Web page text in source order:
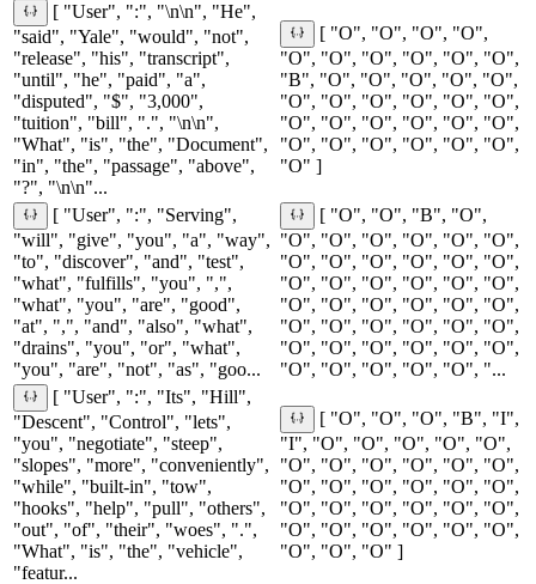
[ "User", ":", "\n\n", "He",
"said", "Yale", "would", "not",
"release", "his", "transcript",
"until", "he", "paid", "a",
"disputed", "$", "3,000",
"tuition", "bill", ".", "\n\n",
"What", "is", "the", "Document",
"in", "the", "passage", "above",
"?", "\n\n"...
[ "O", "O", "O", "O",
"O", "O", "O", "O", "O", "O",
"B", "O", "O", "O", "O", "O",
"O", "O", "O", "O", "O", "O",
"O", "O", "O", "O", "O", "O",
"O", "O", "O", "O", "O", "O",
"O" ]
[ "User", ":", "Serving",
"will", "give", "you", "a", "way",
"to", "discover", "and", "test",
"what", "fulfills", "you", ",",
"what", "you", "are", "good",
"at", ",", "and", "also", "what",
"drains", "you", "or", "what",
"you", "are", "not", "as", "goo...
[ "O", "O", "B", "O",
"O", "O", "O", "O", "O", "O",
"O", "O", "O", "O", "O", "O",
"O", "O", "O", "O", "O", "O",
"O", "O", "O", "O", "O", "O",
"O", "O", "O", "O", "O", "O",
"O", "O", "O", "O", "O", "O",
"O", "O", "O", "O", "O", "...
[ "User", ":", "Its", "Hill",
"Descent", "Control", "lets",
"you", "negotiate", "steep",
"slopes", "more", "conveniently",
"while", "built-in", "tow",
"hooks", "help", "pull", "others",
"out", "of", "their", "woes", ".",
"What", "is", "the", "vehicle",
"featur...
[ "O", "O", "O", "B", "I",
"I", "O", "O", "O", "O", "O",
"O", "O", "O", "O", "O", "O",
"O", "O", "O", "O", "O", "O",
"O", "O", "O", "O", "O", "O",
"O", "O", "O", "O", "O", "O",
"O", "O", "O" ]